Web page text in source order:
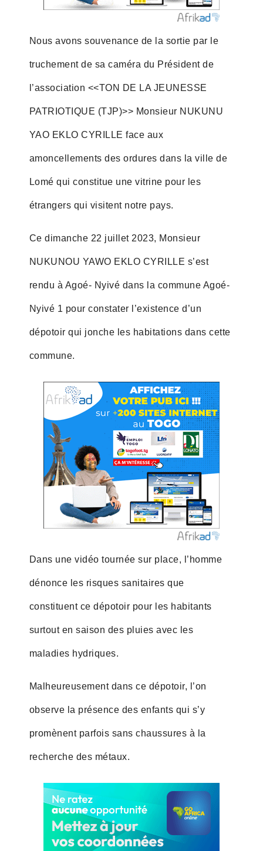
Nous avons souvenance de la sortie par le
truchement de sa caméra du Président de
l’association <<TON DE LA JEUNESSE
PATRIOTIQUE (TJP)>> Monsieur NUKUNU
YAO EKLO CYRILLE face aux
amoncellements des ordures dans la ville de
Lomé qui constitue une vitrine pour les
étrangers qui visitent notre pays.
Ce dimanche 22 juillet 2023, Monsieur
NUKUNOU YAWO EKLO CYRILLE s’est
rendu à Agoé- Nyivé dans la commune Agoé-
Nyivé 1 pour constater l’existence d’un
dépotoir qui jonche les habitations dans cette
commune.
Dans une vidéo tournée sur place, l’homme
dénonce les risques sanitaires que
constituent ce dépotoir pour les habitants
surtout en saison des pluies avec les
maladies hydriques.
Malheureusement dans ce dépotoir, l’on
observe la présence des enfants qui s’y
promènent parfois sans chaussures à la
recherche des métaux.